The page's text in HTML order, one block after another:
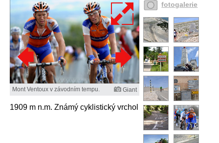
Mont Ventoux v závodním tempu. Giant
1909 m n.m. Známý cyklistický vrchol
fotogalerie